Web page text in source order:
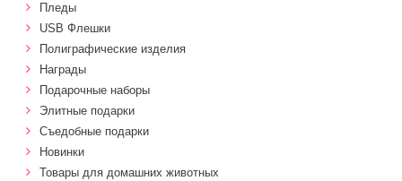
Пледы
USB Флешки
Полиграфические изделия
Награды
Подарочные наборы
Элитные подарки
Cъедобные подарки
Новинки
Товары для домашних животных